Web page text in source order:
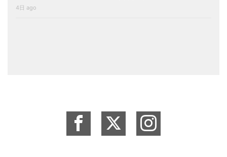
4日 ago